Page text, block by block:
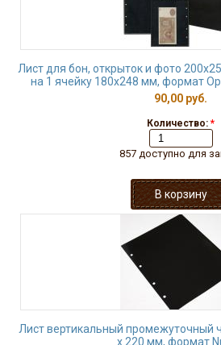
Лист для бон, открыток и фото
на 1 ячейку 180х248 мм, формат
90,00 руб.
Количество: *
857 доступно для
Лист вертикальный промежуточный
х 220 мм, формат